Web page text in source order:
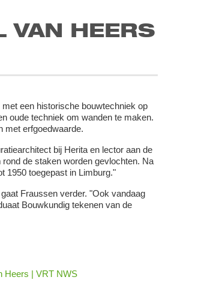
VAN HEERS
een historische bouwtechniek op
oude techniek om wanden te maken.
met erfgoedwaarde.
bij Herita en lector aan de
de staken worden gevlochten. Na
1950 toegepast in Limburg."
Fraussen verder. "Ook vandaag
Bouwkundig tekenen van de
Heers | VRT NWS